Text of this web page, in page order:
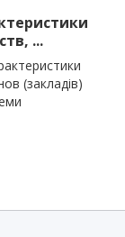
...
(закладів)